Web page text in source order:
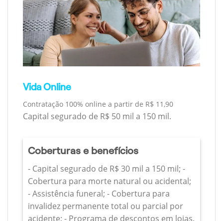
Vida Online
Contratação 100% online a partir de R$ 11,90
Capital segurado de R$ 50 mil a 150 mil.
Coberturas e benefícios
- Capital segurado de R$ 30 mil a 150 mil; -
Cobertura para morte natural ou acidental;
- Assistência funeral; - Cobertura para
invalidez permanente total ou parcial por
acidente; - Programa de descontos em lojas,